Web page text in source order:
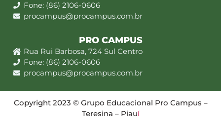
Fone: (86) 2106-0606
procampus@procampus.com.br
PRO CAMPUS
Rua Rui Barbosa, 724 Sul Centro
Fone: (86) 2106-0606
procampus@procampus.com.br
Copyright 2023 © Grupo Educacional Pro Campus –
Teresina – Piauí